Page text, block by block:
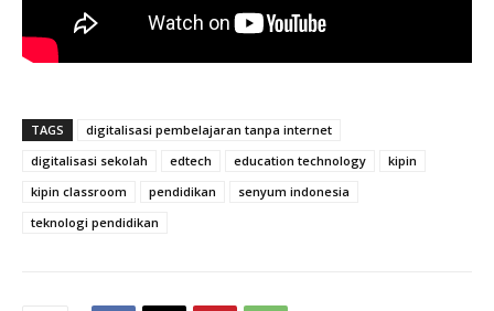
TAGS
digitalisasi pembelajaran tanpa internet
digitalisasi sekolah
edtech education technology
kipin
kipin classroom
pendidikan
senyum indonesia
teknologi pendidikan